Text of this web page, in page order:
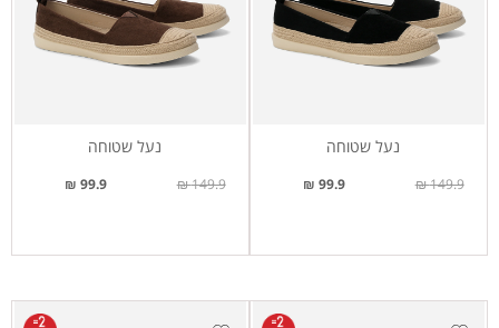
נעל שטוחה
99.9 ₪ 149.9 ₪
נעל שטוחה
99.9 ₪ 149.9 ₪